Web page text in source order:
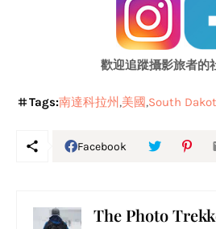
歡迎追蹤攝影旅者的
Tags:南達科拉州 美國 South
Facebook
The Photo